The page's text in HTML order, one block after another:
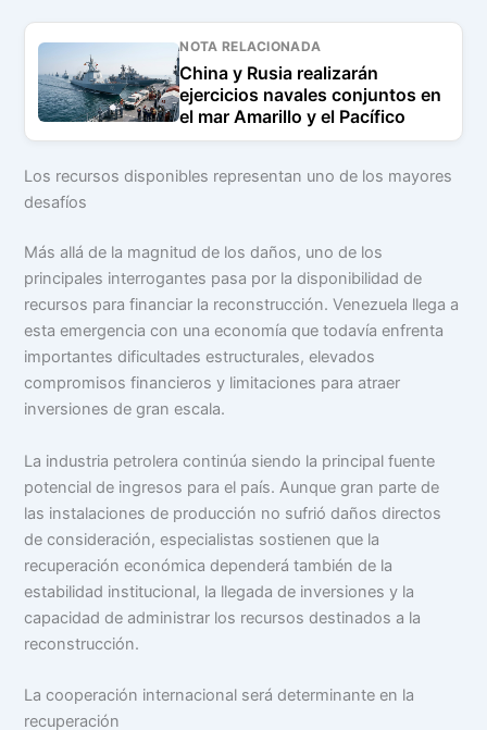
NOTA RELACIONADA
China y Rusia realizarán
ejercicios navales conjuntos en
el mar Amarillo y el Pacífico
Los recursos disponibles representan uno de los mayores
desafíos
Más allá de la magnitud de los daños, uno de los
principales interrogantes pasa por la disponibilidad de
recursos para financiar la reconstrucción. Venezuela llega a
esta emergencia con una economía que todavía enfrenta
importantes dificultades estructurales, elevados
compromisos financieros y limitaciones para atraer
inversiones de gran escala.
La industria petrolera continúa siendo la principal fuente
potencial de ingresos para el país. Aunque gran parte de
las instalaciones de producción no sufrió daños directos
de consideración, especialistas sostienen que la
recuperación económica dependerá también de la
estabilidad institucional, la llegada de inversiones y la
capacidad de administrar los recursos destinados a la
reconstrucción.
La cooperación internacional será determinante en la
recuperación